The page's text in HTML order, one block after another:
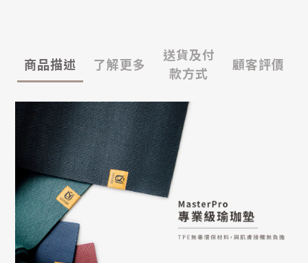
商品描述 了解更多
送貨及付
款方式
顧客評價